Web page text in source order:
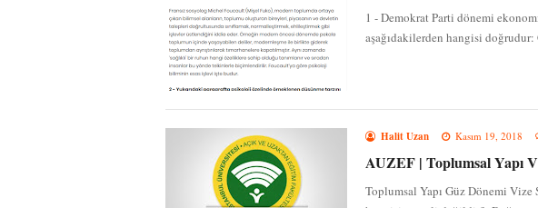
1 - Demokrat Parti dönemi
aşağıdakilerden hangisi
Halit Uzan Kasım 19, 2018
AUZEF | Toplumsal Yapı
Toplumsal Yapı Güz Dönemi Vize